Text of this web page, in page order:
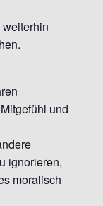
und
ignorieren,
moralisch